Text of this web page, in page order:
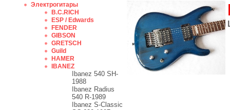
Электрогитары
B.C.RICH
ESP / Edwards
FENDER
GIBSON
GRETSCH
Guild
HAMER
IBANEZ
Ibanez 540 SH-
1988
Ibanez Radius
540 R-1989
Ibanez S-Classic